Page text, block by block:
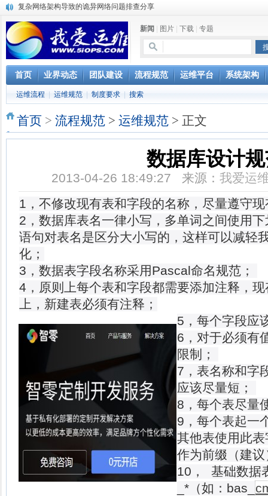
复杂网络架构导致的诡异网络问题排查分享
Percona Playback 0.3 development release
使用jmx client监控activemq
Hive查询OOM分析
浅解Facebook的服务器架构
一淘网后面的技术与架构
实现多个无线AP桥接，扩大家庭WIFI覆盖
Linux下系统或服务排障的最佳实践
服务器遭黑客入侵导致网络流量异常的排查分析
新闻 图片 下载 专题
首页 业界动态 团队建设 流程规范 运维平台 系统架构
运维流程 运维规范 制度要求 搜索
首页 > 流程规范 > 运维规范 > 正文
数据库设计
2013-04-26 18:49:27 来源： 我爱运
1，不修改现有表和字段的名称，尽量遵守
2，数据库表名一律小写，多单词之间使用
语句对表名是区分大小写的，这样可以减轻
化；
3，数据表字段名称采用Pascal命名规范；
4，原则上每个表和字段都需要添加注释，
上，新建表必须有注释；
5，每个字段应
6，对于必须有
限制；
7，表名称和字
应该尽量短；
8，每个表尽量
9，每个表起一
其他表使用此
作为前缀（建议
10， 基础数据
_*（如：bas_